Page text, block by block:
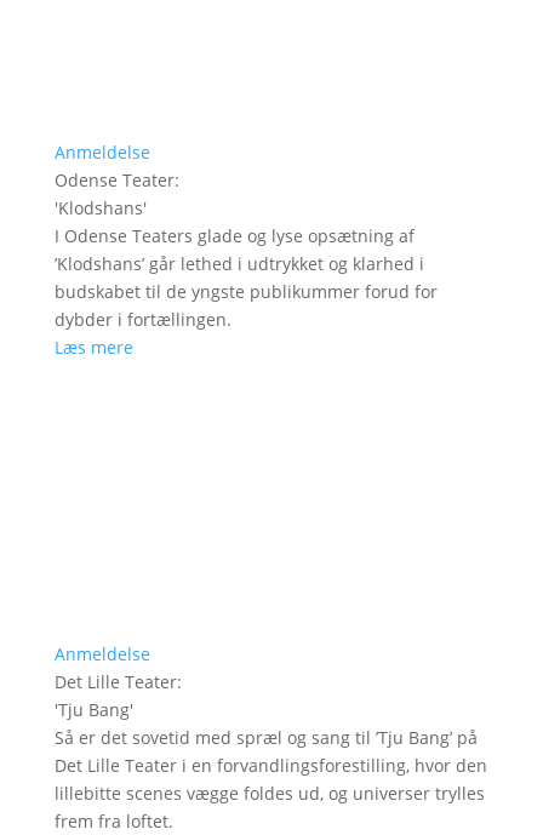
Anmeldelse
Odense Teater:
'Klodshans'
I Odense Teaters glade og lyse opsætning af
’Klodshans’ går lethed i udtrykket og klarhed i
budskabet til de yngste publikummer forud for
dybder i fortællingen.
Læs mere
Anmeldelse
Det Lille Teater:
'Tju Bang'
Så er det sovetid med spræl og sang til ’Tju Bang’ på
Det Lille Teater i en forvandlingsforestilling, hvor den
lillebitte scenes vægge foldes ud, og universer trylles
frem fra loftet.